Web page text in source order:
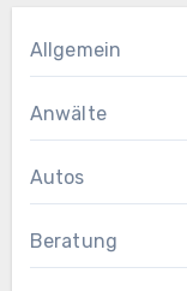
Allgemein
Anwälte
Autos
Beratung